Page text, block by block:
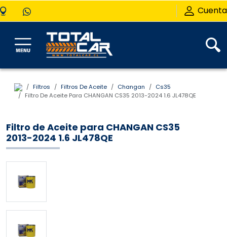
Cuenta
Filtros Filtros De Aceite Changan
Cs35
Filtro De Aceite Para CHANGAN CS35 2013-2024 1.6 JL478QE
Filtro de Aceite para CHANGAN CS35
2013-2024 1.6 JL478QE